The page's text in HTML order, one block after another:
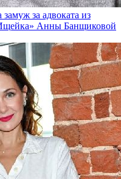
за адвоката из
Анны Банщиковой